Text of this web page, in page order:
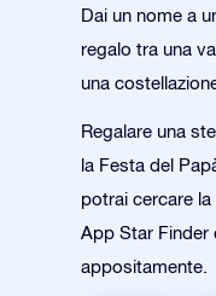
Dai un nome a
regalo tra una
una
Regalare una
la Festa del
potrai cercare la
App Star Finder
appositamente.